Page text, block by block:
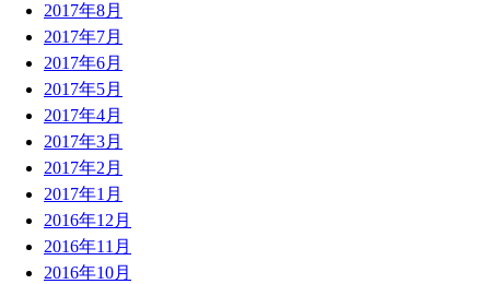
2017年8月
2017年7月
2017年6月
2017年5月
2017年4月
2017年3月
2017年2月
2017年1月
2016年12月
2016年11月
2016年10月